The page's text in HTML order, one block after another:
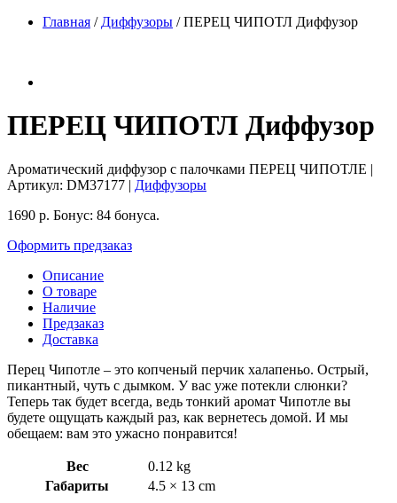
Главная / Диффузоры /ПЕРЕЦ ЧИПОТЛ Диффузор
ПЕРЕЦ ЧИПОТЛ Диффузор
Ароматический диффузор с палочками ПЕРЕЦ ЧИПОТЛЕ |
Артикул: DM37177 | Диффузоры
1690 р. Бонус: 84 бонуса.
Оформить предзаказ
Описание
О товаре
Наличие
Предзаказ
Доставка
Перец Чипотле – это копченый перчик халапеньо. Острый,
пикантный, чуть с дымком. У вас уже потекли слюнки?
Теперь так будет всегда, ведь тонкий аромат Чипотле вы
будете ощущать каждый раз, как вернетесь домой. И мы
обещаем: вам это ужасно понравится!
Вес
0.12 kg
Габариты
4.5 × 13 cm